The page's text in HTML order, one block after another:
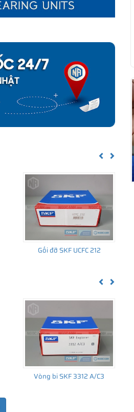
Previous
Gối đỡ SKF UCFC 212
Previous
Vòng bi SKF 3312 A/C3